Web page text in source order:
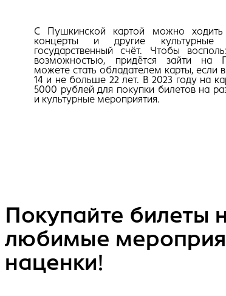
С Пушкинской картой можно ходить
концерты и другие культурные
государственный счёт. Чтобы
возможностью, придётся зайти на
можете стать обладателем карты, если
14 и не больше 22 лет. В 2023 году на
5000 рублей для покупки билетов на
и культурные мероприятия.
Покупайте билеты
любимые
наценки!